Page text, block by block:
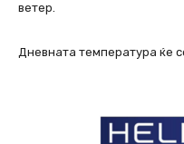
ветер.
Дневната температура ќе